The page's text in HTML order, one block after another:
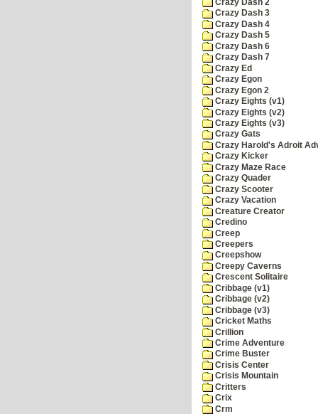
Crazy Dash 2
Crazy Dash 3
Crazy Dash 4
Crazy Dash 5
Crazy Dash 6
Crazy Dash 7
Crazy Ed
Crazy Egon
Crazy Egon 2
Crazy Eights (v1)
Crazy Eights (v2)
Crazy Eights (v3)
Crazy Gats
Crazy Harold's Adroit
Crazy Kicker
Crazy Maze Race
Crazy Quader
Crazy Scooter
Crazy Vacation
Creature Creator
Credino
Creep
Creepers
Creepshow
Creepy Caverns
Crescent Solitaire
Cribbage (v1)
Cribbage (v2)
Cribbage (v3)
Cricket Maths
Crillion
Crime Adventure
Crime Buster
Crisis Center
Crisis Mountain
Critters
Crix
Crm